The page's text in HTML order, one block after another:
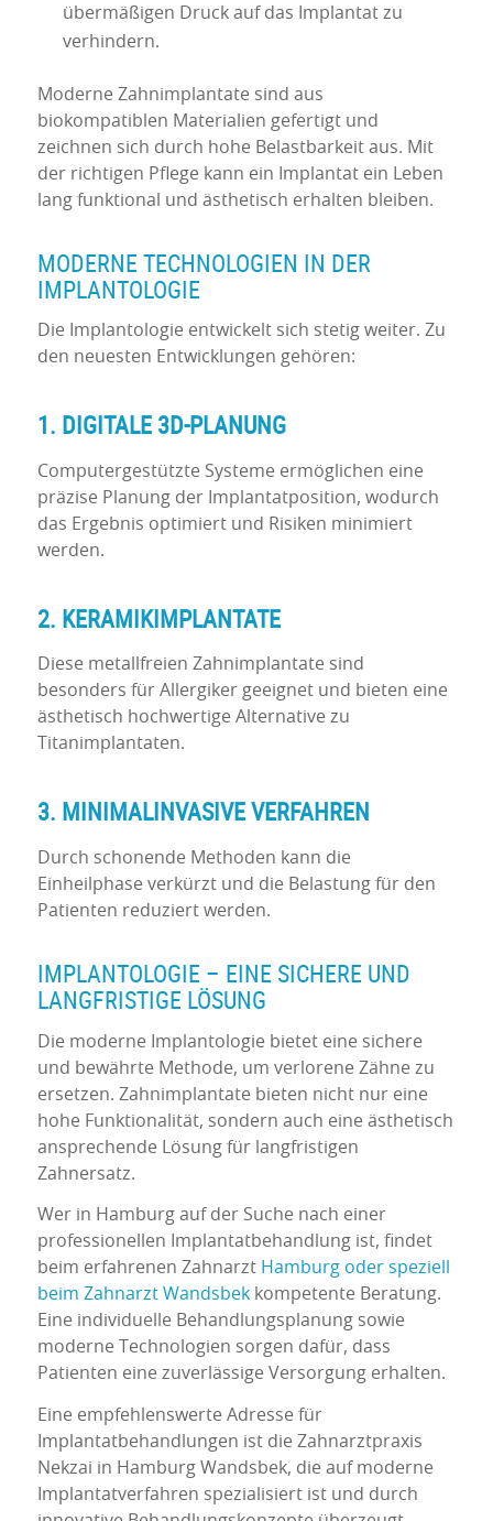
übermäßigen Druck auf das Implantat zu
verhindern.
Moderne Zahnimplantate sind aus
biokompatiblen Materialien gefertigt und
zeichnen sich durch hohe Belastbarkeit aus. Mit
der richtigen Pflege kann ein Implantat ein Leben
lang funktional und ästhetisch erhalten bleiben.
MODERNE TECHNOLOGIEN IN DER
IMPLANTOLOGIE
Die Implantologie entwickelt sich stetig weiter. Zu
den neuesten Entwicklungen gehören:
1. DIGITALE 3D-PLANUNG
Computergestützte Systeme ermöglichen eine
präzise Planung der Implantatposition, wodurch
das Ergebnis optimiert und Risiken minimiert
werden.
2. KERAMIKIMPLANTATE
Diese metallfreien Zahnimplantate sind
besonders für Allergiker geeignet und bieten eine
ästhetisch hochwertige Alternative zu
Titanimplantaten.
3. MINIMALINVASIVE VERFAHREN
Durch schonende Methoden kann die
Einheilphase verkürzt und die Belastung für den
Patienten reduziert werden.
IMPLANTOLOGIE – EINE SICHERE UND
LANGFRISTIGE LÖSUNG
Die moderne Implantologie bietet eine sichere
und bewährte Methode, um verlorene Zähne zu
ersetzen. Zahnimplantate bieten nicht nur eine
hohe Funktionalität, sondern auch eine ästhetisch
ansprechende Lösung für langfristigen
Zahnersatz.
Wer in Hamburg auf der Suche nach einer
professionellen Implantatbehandlung ist, findet
beim erfahrenen Zahnarzt Hamburg oder speziell
beim Zahnarzt Wandsbekkompetente Beratung.
Eine individuelle Behandlungsplanung sowie
moderne Technologien sorgen dafür, dass
Patienten eine zuverlässige Versorgung erhalten.
Eine empfehlenswerte Adresse für
Implantatbehandlungen ist die Zahnarztpraxis
Nekzai in Hamburg Wandsbek, die auf moderne
Implantatverfahren spezialisiert ist und durch